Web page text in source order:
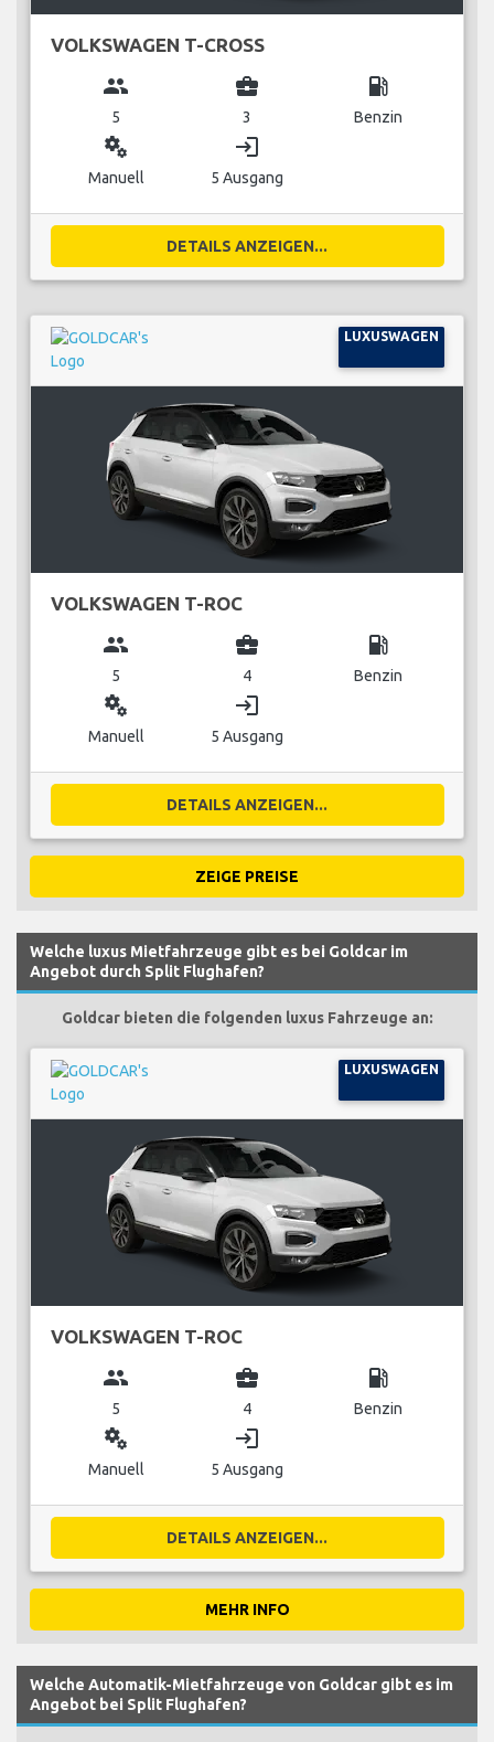
VOLKSWAGEN T-CROSS
group
5
business_center
3
local_gas_station
Benzin
miscellaneous_services
Manuell
login
5 Ausgang
DETAILS ANZEIGEN...
LUXUSWAGEN
VOLKSWAGEN T-ROC
group
5
business_center
4
local_gas_station
Benzin
miscellaneous_services
Manuell
login
5 Ausgang
DETAILS ANZEIGEN...
ZEIGE PREISE
Welche luxus Mietfahrzeuge gibt es bei Goldcar im
Angebot durch Split Flughafen?
Goldcar bieten die folgenden luxus Fahrzeuge an:
LUXUSWAGEN
VOLKSWAGEN T-ROC
group
5
business_center
4
local_gas_station
Benzin
miscellaneous_services
Manuell
login
5 Ausgang
DETAILS ANZEIGEN...
MEHR INFO
Welche Automatik-Mietfahrzeuge von Goldcar gibt es im
Angebot bei Split Flughafen?